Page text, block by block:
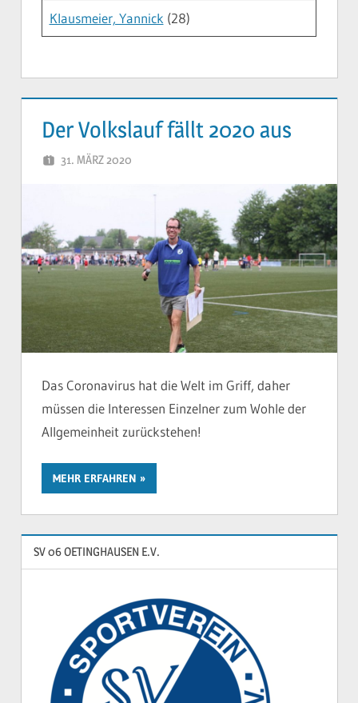
Klausmeier, Yannick (28)
Der Volkslauf fällt 2020 aus
31. MÄRZ 2020
Das Coronavirus hat die Welt im Griff, daher
müssen die Interessen Einzelner zum Wohle der
Allgemeinheit zurückstehen!
MEHR ERFAHREN
SV 06 OETINGHAUSEN E.V.